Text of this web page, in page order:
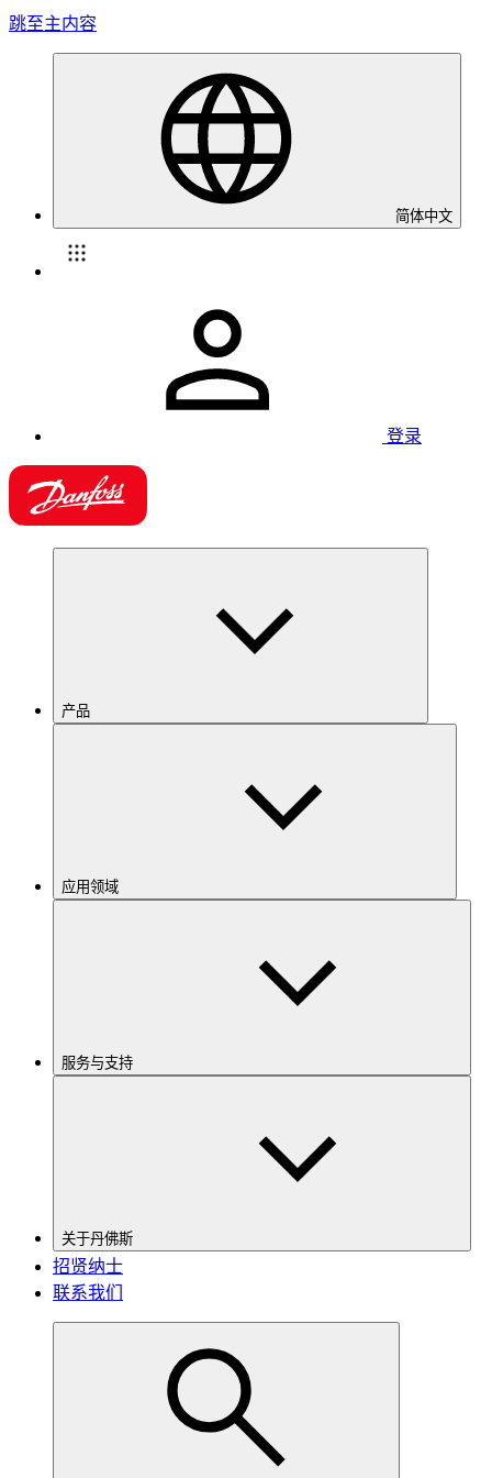
跳至主内容
简体中文
登录
产品
应用领域
服务与支持
关于丹佛斯
招贤纳士
联系我们